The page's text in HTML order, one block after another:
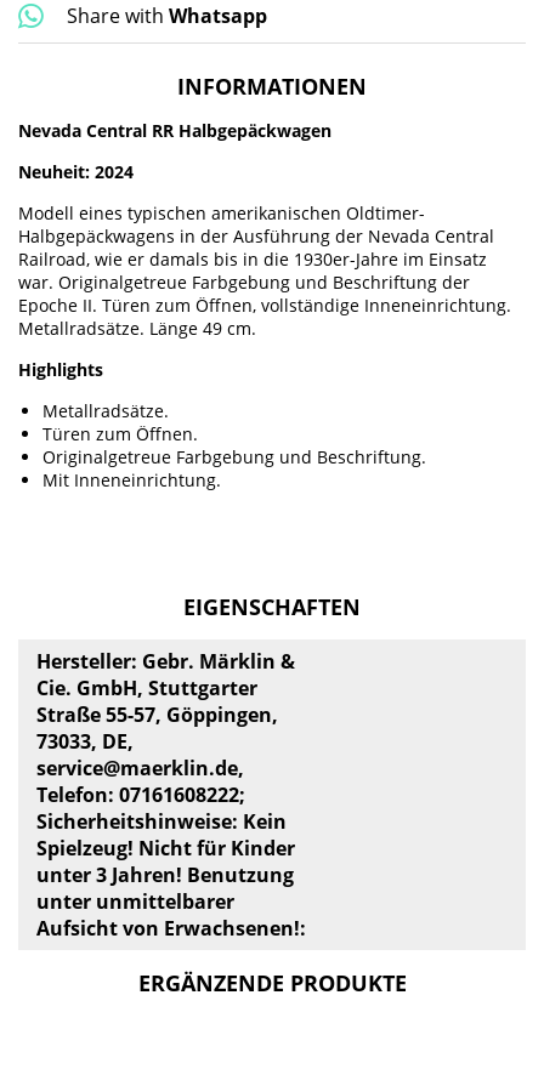
Share with Whatsapp
INFORMATIONEN
Nevada Central RR Halbgepäckwagen
Neuheit: 2024
Modell eines typischen amerikanischen Oldtimer-
Halbgepäckwagens in der Ausführung der Nevada Central
Railroad, wie er damals bis in die 1930er-Jahre im Einsatz
war. Originalgetreue Farbgebung und Beschriftung der
Epoche II. Türen zum Öffnen, vollständige Inneneinrichtung.
Metallradsätze. Länge 49 cm.
Highlights
Metallradsätze.
Türen zum Öffnen.
Originalgetreue Farbgebung und Beschriftung.
Mit Inneneinrichtung.
EIGENSCHAFTEN
Hersteller: Gebr. Märklin &
Cie. GmbH, Stuttgarter
Straße 55-57, Göppingen,
73033, DE,
service@maerklin.de,
Telefon: 07161608222;
Sicherheitshinweise: Kein
Spielzeug! Nicht für Kinder
unter 3 Jahren! Benutzung
unter unmittelbarer
Aufsicht von Erwachsenen!:
ERGÄNZENDE PRODUKTE